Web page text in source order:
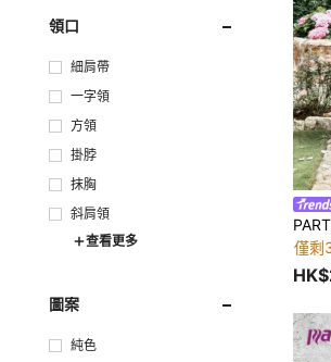
領口
細肩帶
一字領
方領
掛脖
抹胸
斜肩領
查看更多
圖案
純色
僅剩